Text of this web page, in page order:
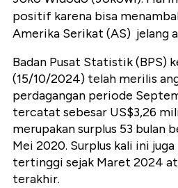
positif karena bisa
Amerika Serikat (AS) jelang
Badan Pusat Statistik (BPS)
(15/10/2024) telah merilis
perdagangan periode
tercatat sebesar US$3,26
merupakan surplus 53 bulan
Mei 2020. Surplus kali ini
tertinggi sejak Maret 2024
terakhir.